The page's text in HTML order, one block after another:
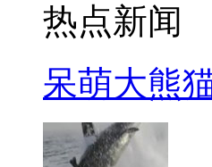
热点新闻
呆萌大熊